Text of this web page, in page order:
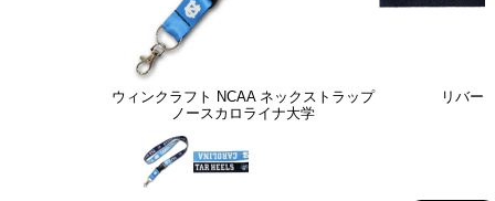
ウィンクラフト NCAA ネックストラップ
ノースカロライナ大学
リバー